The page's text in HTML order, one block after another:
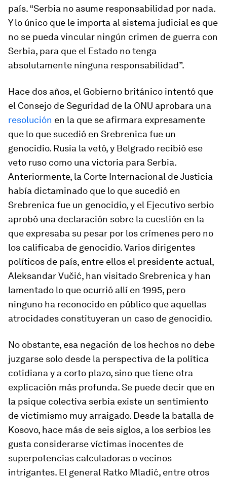
país. “Serbia no asume responsabilidad por nada.
Y lo único que le importa al sistema judicial es que
no se pueda vincular ningún crimen de guerra con
Serbia, para que el Estado no tenga
absolutamente ninguna responsabilidad”.
Hace dos años, el Gobierno británico intentó que
el Consejo de Seguridad de la ONU aprobara una
resolución en la que se afirmara expresamente
que lo que sucedió en Srebrenica fue un
genocidio. Rusia la vetó, y Belgrado recibió ese
veto ruso como una victoria para Serbia.
Anteriormente, la Corte Internacional de Justicia
había dictaminado que lo que sucedió en
Srebrenica fue un genocidio, y el Ejecutivo serbio
aprobó una declaración sobre la cuestión en la
que expresaba su pesar por los crímenes pero no
los calificaba de genocidio. Varios dirigentes
políticos de país, entre ellos el presidente actual,
Aleksandar Vučić, han visitado Srebrenica y han
lamentado lo que ocurrió allí en 1995, pero
ninguno ha reconocido en público que aquellas
atrocidades constituyeran un caso de genocidio.
No obstante, esa negación de los hechos no debe
juzgarse solo desde la perspectiva de la política
cotidiana y a corto plazo, sino que tiene otra
explicación más profunda. Se puede decir que en
la psique colectiva serbia existe un sentimiento
de victimismo muy arraigado. Desde la batalla de
Kosovo, hace más de seis siglos, a los serbios les
gusta considerarse víctimas inocentes de
superpotencias calculadoras o vecinos
intrigantes. El general Ratko Mladić, entre otros